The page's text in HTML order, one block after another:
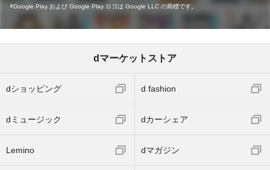
Google Play および Google Play ロゴは Google LLC の商標です。
dマーケットストア
dショッピング d fashion
dミュージック dカーシェア
Lemino dマガジン